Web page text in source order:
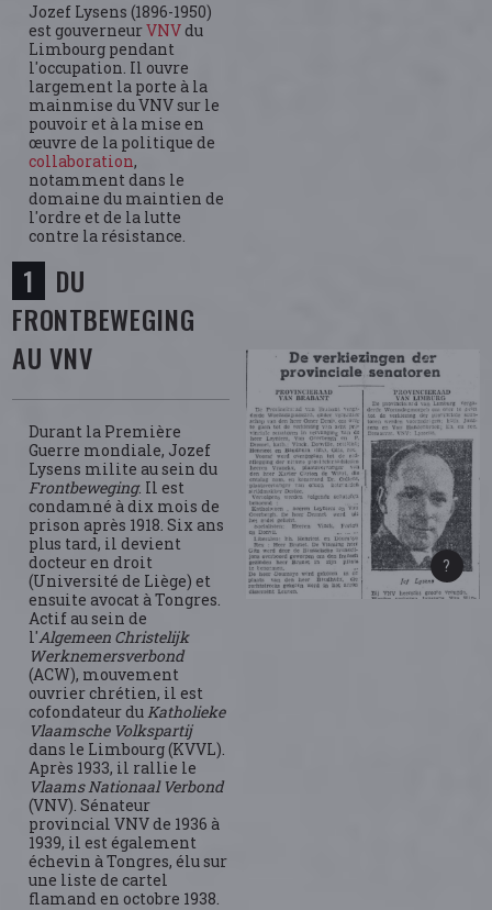
Jozef Lysens (1896-1950)
est gouverneurVNVdu
Limbourg pendant
l'occupation. Il ouvre
largement la porte à la
mainmise du VNV sur le
pouvoir et à la mise en
œuvre de la politique de
collaboration,
notamment dans le
domaine du maintien de
l'ordre et de la lutte
contre la résistance.
DU
FRONTBEWEGING
AU VNV
Durant la Première
Guerre mondiale, Jozef
Lysens milite au sein du
Frontbeweging. Il est
condamné à dix mois de
prison après 1918. Six ans
plus tard, il devient
docteur en droit
(Université de Liège) et
ensuite avocat à Tongres.
Actif au sein de
l'Algemeen Christelijk
Werknemersverbond
(ACW), mouvement
ouvrier chrétien, il est
cofondateur duKatholieke
Vlaamsche Volkspartij
dans le Limbourg (KVVL).
Après 1933, il rallie le
Vlaams Nationaal Verbond
(VNV). Sénateur
provincial VNV de 1936 à
1939, il est également
échevin à Tongres, élu sur
une liste de cartel
flamand en octobre 1938.